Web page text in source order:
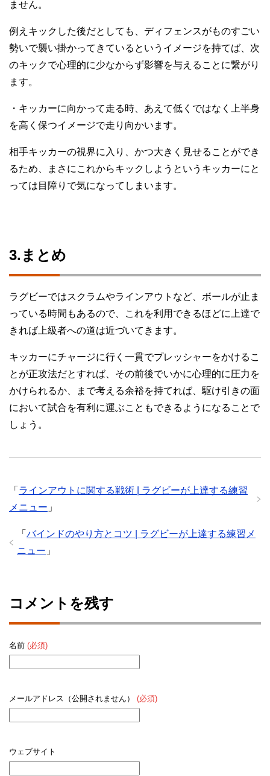
ません。
例えキックした後だとしても、ディフェンスがものすごい
勢いで襲い掛かってきているというイメージを持てば、次
のキックで心理的に少なからず影響を与えることに繋がり
ます。
・キッカーに向かって走る時、あえて低くではなく上半身
を高く保つイメージで走り向かいます。
相手キッカーの視界に入り、かつ大きく見せることができ
るため、まさにこれからキックしようというキッカーにと
っては目障りで気になってしまいます。
3.まとめ
ラグビーではスクラムやラインアウトなど、ボールが止ま
っている時間もあるので、これを利用できるほどに上達で
きれば上級者への道は近づいてきます。
キッカーにチャージに行く一貫でプレッシャーをかけるこ
とが正攻法だとすれば、その前後でいかに心理的に圧力を
かけられるか、まで考える余裕を持てれば、駆け引きの面
において試合を有利に運ぶこともできるようになることで
しょう。
「 ラインアウトに関する戦術 | ラグビーが上達する練習
メニュー 」
「 バインドのやり方とコツ | ラグビーが上達する練習メ
ニュー 」
コメントを残す
名前 (必須)
メールアドレス（公開されません） (必須)
ウェブサイト